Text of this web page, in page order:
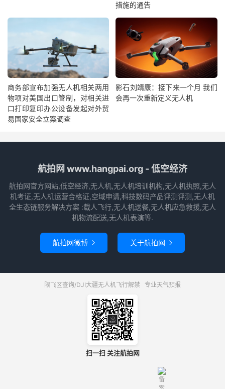
措施的通告
商务部宣布加强无人机相关两用
物项对美国出口管制，对相关进
口打印复印办公设备发起对外贸
易国家安全立案调查
影石刘靖康：接下来一个月 我们
会再一次重新定义无人机
航拍网 www.hangpai.org - 低空经济
航拍网官方网站,低空经济,无人机,无人机培训机构,无人机执照,无人
机考证,无人机运营合格证,空域申请,科技数码产品评测评测,无人机
全生态链服务解决方案 :载人飞行,无人机送餐,无人机应急救援,无人
机物流配送,无人机表演等.
航拍网微博  关于航拍网 
限飞区查询/DJI大疆无人机飞行解禁 专业天气预报
扫一扫 关注航拍网